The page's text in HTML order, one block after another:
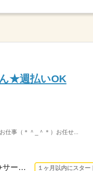
★週払いOK
仕事（＊＾_＾＊）お任せ...
長期 2026/8/17〜 / 20：00～翌5：00勤務実働8時間/休憩60分（+サービス休憩20分あり... １ヶ月以内にスター